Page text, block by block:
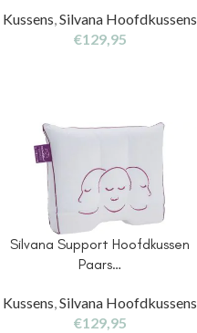
Kussens,Silvana Hoofdkussens
€129,95
Silvana Support Hoofdkussen
Paars…
Kussens,Silvana Hoofdkussens
€129,95